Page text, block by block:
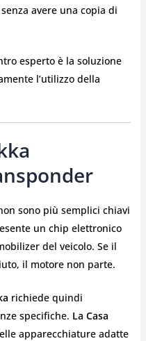
avere una copia di
esperto è la soluzione
l’utilizzo della
sono più semplici chiavi
un chip elettronico
del veicolo. Se il
il motore non parte.
richiede quindi
specifiche. La Casa
apparecchiature adatte